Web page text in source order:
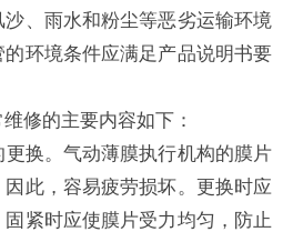
、雨水和粉尘等恶劣运输环境
环境条件应满足产品说明书要
修的主要内容如下：
换。气动薄膜执行机构的膜片
此，容易疲劳损坏。更换时应
紧时应使膜片受力均匀，防止